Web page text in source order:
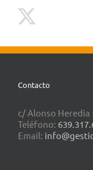
Contacto
c/ Alonso Heredia
Teléfono:
Email: